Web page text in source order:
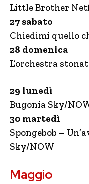
Little Brother
27 sabato
Chiedimi quello
28 domenica
L’orchestra
29 lunedì
Bugonia Sky/
30 martedì
Spongebob –
Sky/NOW
Maggio